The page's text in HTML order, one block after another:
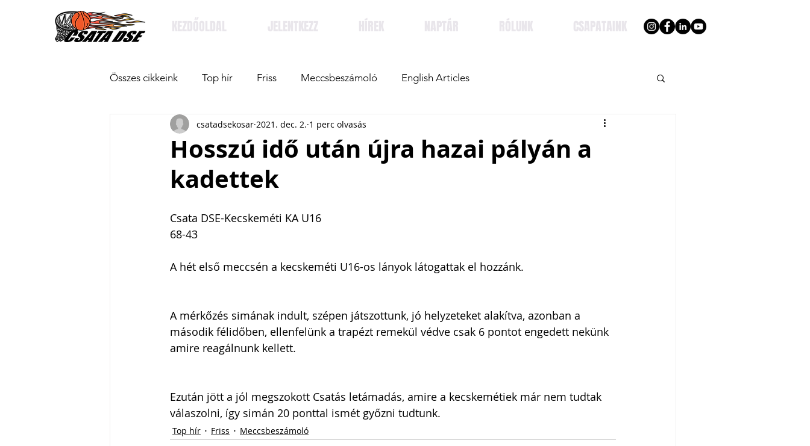
KEZDŐOLDAL JELENTKEZZ HÍREK NAPTÁR RÓLUNK CSAPATAINK
Összes cikkeink Top hír Friss Meccsbeszámoló English Articles
Hosszú idő után újra hazai pályán a
kadettek
csatadsekosar 2021. dec. 2. 1 perc olvasás
Csata DSE-Kecskeméti KA U16
68-43
A hét első meccsén a kecskeméti U16-os lányok látogattak el hozzánk.
A mérkőzés simának indult, szépen játszottunk, jó helyzeteket alakítva, azonban a
második félidőben, ellenfelünk a trapézt remekül védve csak 6 pontot engedett nekünk
amire reagálnunk kellett.
Ezután jött a jól megszokott Csatás letámadás, amire a kecskemétiek már nem tudtak
válaszolni, így simán 20 ponttal ismét győzni tudtunk.
Top hír Friss Meccsbeszámoló